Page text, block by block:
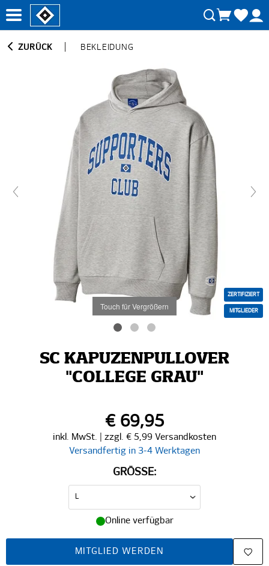
ZURÜCK BEKLEIDUNG
Touch für Vergrößern
ZERTIFIZIERT
MITGLIEDER
SC KAPUZENPULLOVER
"COLLEGE GRAU"
€ 69,95
inkl. MwSt. | zzgl. € 5,99 Versandkosten
Versandfertig in 3-4 Werktagen
GRÖSSE:
Online verfügbar
MITGLIED WERDEN